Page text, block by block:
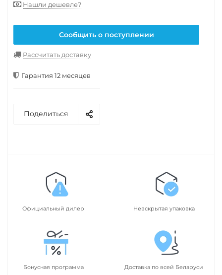
Нашли дешевле?
Сообщить о поступлении
Рассчитать доставку
Гарантия 12 месяцев
Поделиться
Официальный дилер Невскрытая упаковка
Бонусная программа Доставка по всей Беларуси